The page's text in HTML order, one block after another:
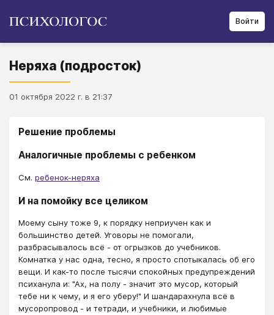
Войти
Неряха (подросток)
01 октября 2022 г. в 21:37
Решение проблемы
Аналогичные проблемы с ребенком
См. ребенок-неряха
И на помойку все целиком
​​​​​​​Моему сыну тоже 9, к порядку неприучен как и
большинство детей. Уговоры не помогали,
разбрасывалось всё - от огрызков до учебников.
Комнатка у нас одна, тесно, я просто спотыкалась об его
вещи. И как-то после тысячи спокойных предупреждений
психанула и: "Ах, на полу - значит это мусор, который
тебе ни к чему, и я его уберу!" И шандарахнула всё в
мусоропровод - и тетради, и учебники, и любимые